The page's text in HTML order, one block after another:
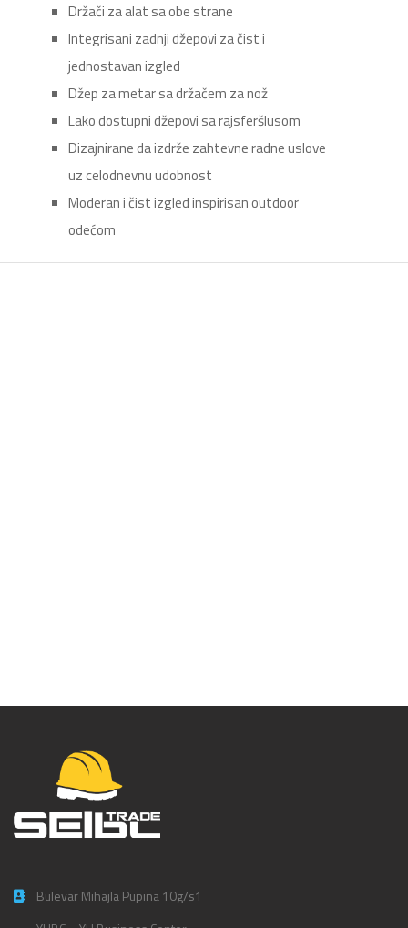
Držači za alat sa obe strane
Integrisani zadnji džepovi za čist i
jednostavan izgled
Džep za metar sa držačem za nož
Lako dostupni džepovi sa rajsferšlusom
Dizajnirane da izdrže zahtevne radne uslove
uz celodnevnu udobnost
Moderan i čist izgled inspirisan outdoor
odećom
Bulevar Mihajla Pupina 10g/s1